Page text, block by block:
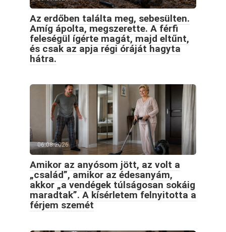
Az erdőben találta meg, sebesülten.
Amíg ápolta, megszerette. A férfi
feleségül ígérte magát, majd eltűnt,
és csak az apja régi óráját hagyta
hátra.
06.08.2026
Amikor az anyósom jött, az volt a
„család”, amikor az édesanyám,
akkor „a vendégek túlságosan sokáig
maradtak”. A kísérletem felnyitotta a
férjem szemét